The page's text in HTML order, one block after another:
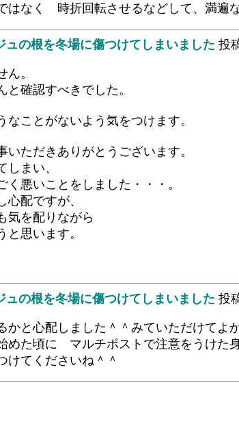
はなく 時折回転させるなどして、満遍
の根を冬場に傷つけてしまいました 投
ん。
と確認すべきでした。
なことがないよう気をつけます。
いただきありがとうございます。
しまい、
く悪いことをしました・・・。
心配ですが、
気を配りながら
と思います。
の根を冬場に傷つけてしまいました 投
かと心配しました＾＾みていただけてよか
めた頃に マルチポストで注意をうけた身
てくださいね＾＾